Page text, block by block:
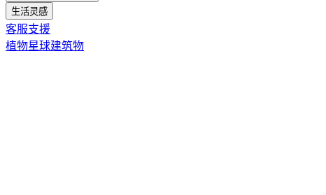
生活灵感
客服支援
植物星球建筑物